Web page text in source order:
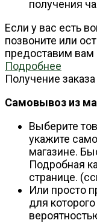
получения
Если у вас есть
позвоните или
предоставим
Подробнее
Получение
Самовывоз из
Выберите
укажите
магазине.
Подробная
странице.
Или просто
для